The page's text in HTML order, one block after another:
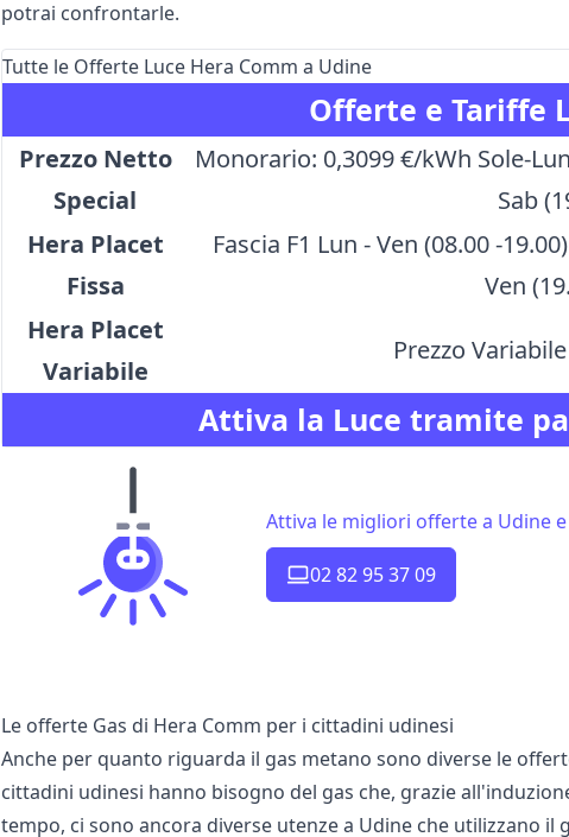
potrai confrontarle.
Tutte le Offerte Luce Hera Comm a Udine
Attiva la Luce tramite
Offerte e Tariffe
Prezzo Netto
Special
Monorario: 0,3099 €/kWh Sole-
Sab
Hera Placet
Fissa
Fascia F1 Lun - Ven (08.00 -
Ven
Hera Placet
Variabile
Prezzo
Attiva le migliori offerte a Udine
02 82 95 37 09
Le offerte Gas di Hera Comm per i cittadini udinesi
Anche per quanto riguarda il gas metano sono diverse le
cittadini udinesi hanno bisogno del gas che, grazie
tempo, ci sono ancora diverse utenze a Udine che utilizzano